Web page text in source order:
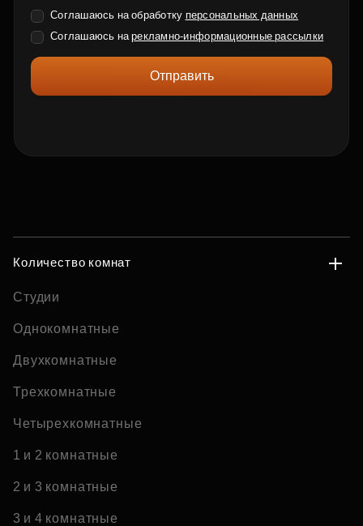
Соглашаюсь на обработку персональных данных
Соглашаюсь нарекламно-информационные рассылки
Отправить
Количество комнат
Студии
Однокомнатные
Двухкомнатные
Трехкомнатные
Четырехкомнатные
1 и 2 комнатные
2 и 3 комнатные
3 и 4 комнатные